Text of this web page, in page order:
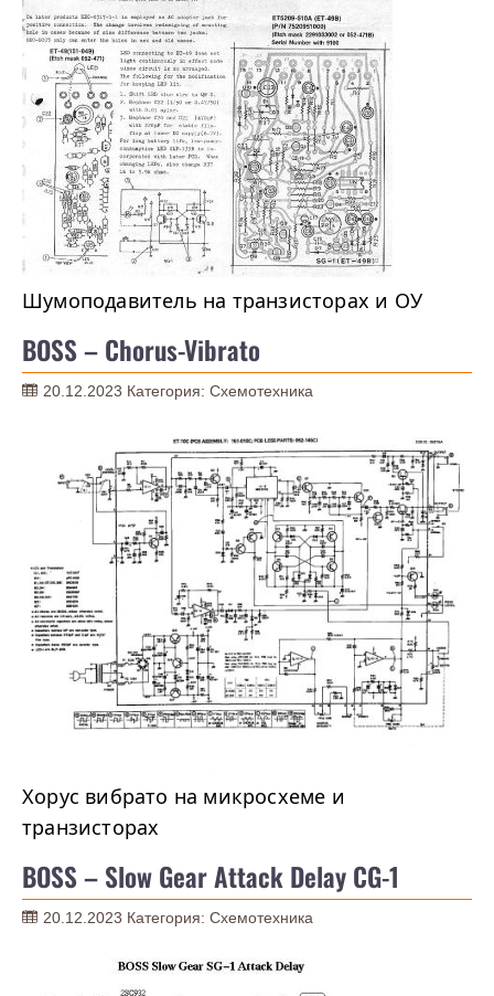
Шумоподавитель на транзисторах и ОУ
BOSS – Chorus-Vibrato
20.12.2023 Категория: Схемотехника
Хорус вибрато на микросхеме и
транзисторах
BOSS – Slow Gear Attack Delay CG-1
20.12.2023 Категория: Схемотехника